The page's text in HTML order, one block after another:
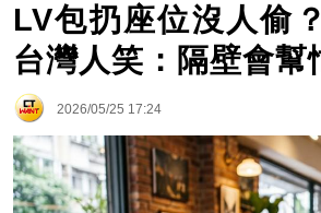
LV包扔座位沒人偷
台灣人笑：隔壁會幫
2026/05/25 17:24